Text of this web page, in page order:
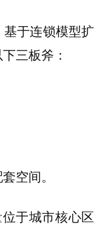
于连锁模型扩
三板斧：
空间。
于城市核心区